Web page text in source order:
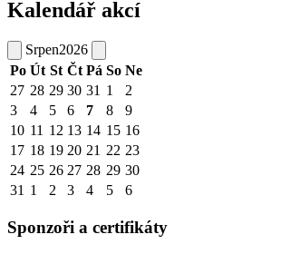
Kalendář akcí
Srpen2026
Po Út St Čt Pá So Ne
27 28 29 30 31 1
2
3
4 5 6 7 8
9
10 11 12 13 14 15 16
17 18 19 20 21 22 23
24 25 26 27 28 29 30
31 1 2 3 4 5 6
Sponzoři a certifikáty